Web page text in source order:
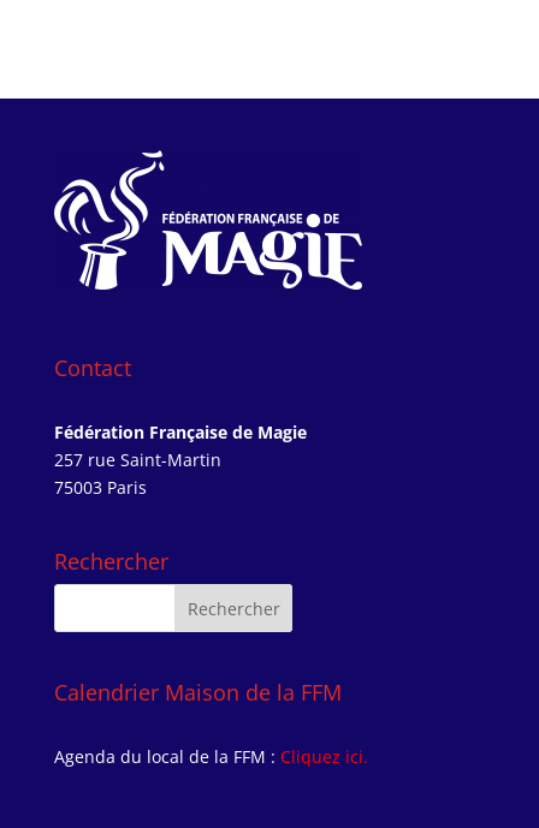
Contact
Fédération Française de Magie
257 rue Saint-Martin
75003 Paris
Rechercher
Calendrier Maison de la FFM
Agenda du local de la FFM : Cliquez ici.